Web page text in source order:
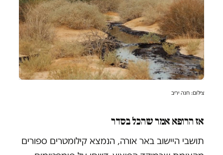
צילום: חנה יריב
אז הרופא אמר שהכל בסדר
תושבי היישוב באר אורה, הנמצא קילומטרים ספורים